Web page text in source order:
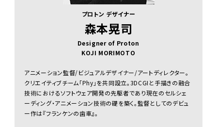
プロトン デザイナー
森本晃司
Designer of Proton
KOJI MORIMOTO
アニメーション監督/ビジュアルデザイナー/アートディレクター。
クリエイティブチーム「Phy」を共同設立。3DCGIと手描きの融合
技術におけるソフトウェア開発の先駆者であり現在のセルシェ
ーディング・アニメーション技術の礎を築く。監督としてのデビュ
ー作は『フランケンの歯車』。